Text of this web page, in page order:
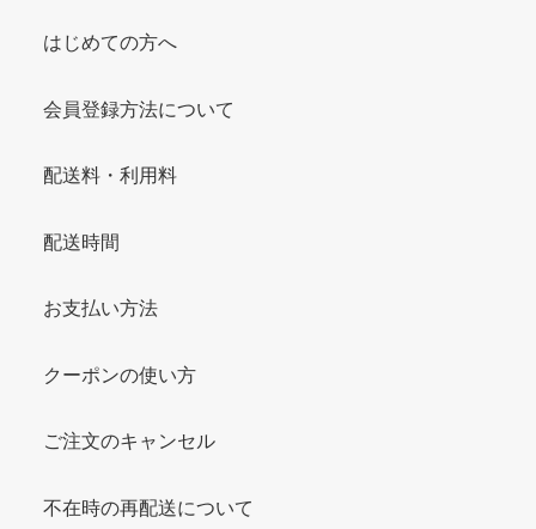
はじめての方へ
会員登録方法について
配送料・利用料
配送時間
お支払い方法
クーポンの使い方
ご注文のキャンセル
不在時の再配送について